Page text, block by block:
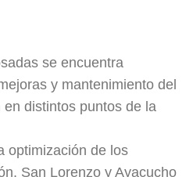
se encuentra
y mantenimiento del
distintos puntos de la
optimización de los
San Lorenzo y Ayacucho